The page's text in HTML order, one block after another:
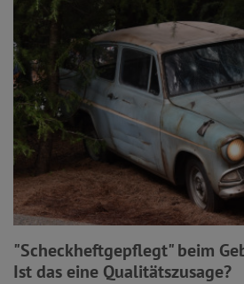
"Scheckheftgepflegt" beim
Ist das eine Qualitätszusage?